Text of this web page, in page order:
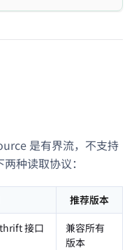
是有界流，不支持
种读取协议：
推荐版本
接口
兼容所有
版本